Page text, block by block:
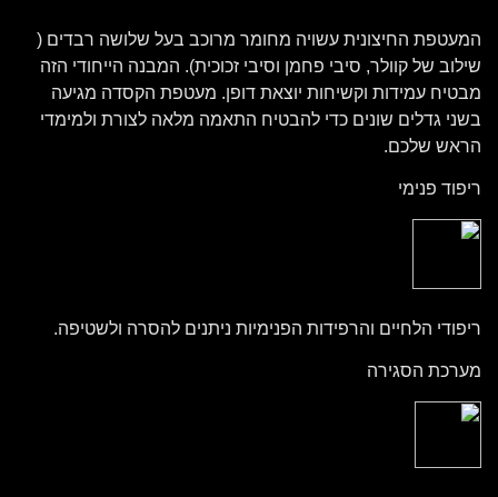
המעטפת החיצונית עשויה מחומר מרוכב בעל שלושה רבדים (
שילוב של קוולר, סיבי פחמן וסיבי זכוכית). המבנה הייחודי הזה
מבטיח עמידות וקשיחות יוצאת דופן. מעטפת הקסדה מגיעה
בשני גדלים שונים כדי להבטיח התאמה מלאה לצורת ולמימדי
הראש שלכם.
ריפוד פנימי
ריפודי הלחיים והרפידות הפנימיות ניתנים להסרה ולשטיפה.
מערכת הסגירה